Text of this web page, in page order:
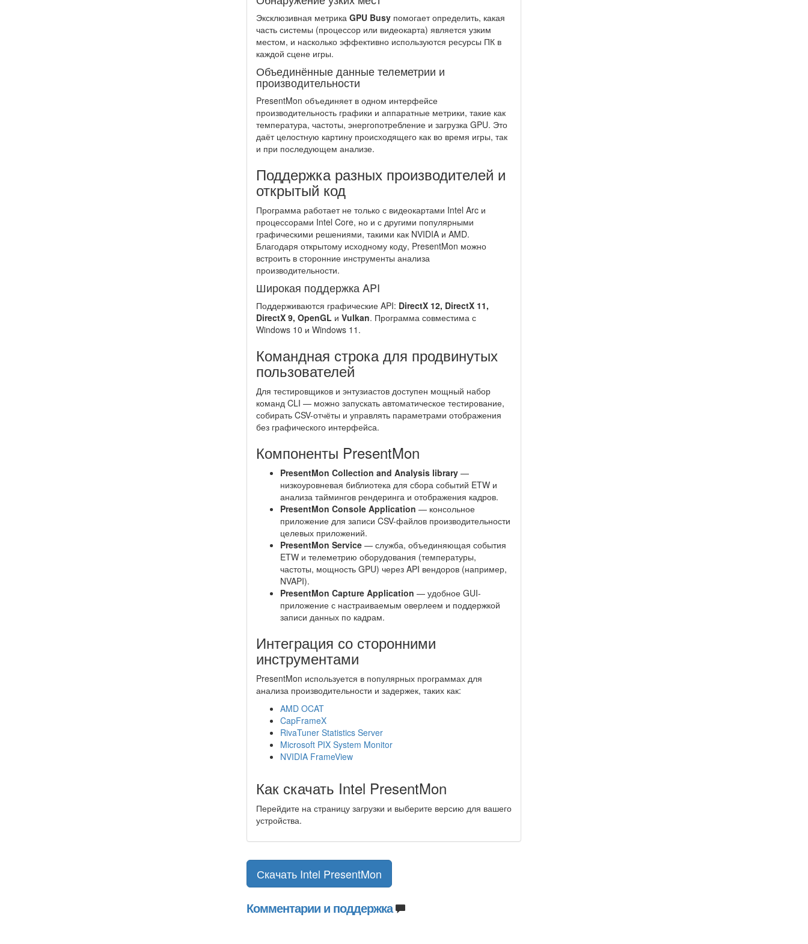
Эксклюзивная метрика GPU Busyпомогает определить, какая
часть системы (процессор или видеокарта) является узким
местом, и насколько эффективно используются ресурсы ПК в
каждой сцене игры.
Объединённые данные телеметрии и
производительности
PresentMon объединяет в одном интерфейсе
производительность графики и аппаратные метрики, такие как
температура, частоты, энергопотребление и загрузка GPU. Это
даёт целостную картину происходящего как во время игры, так
и при последующем анализе.
Поддержка разных производителей и
открытый код
Программа работает не только с видеокартами Intel Arc и
процессорами Intel Core, но и с другими популярными
графическими решениями, такими как NVIDIA и AMD.
Благодаря открытому исходному коду, PresentMon можно
встроить в сторонние инструменты анализа
производительности.
Широкая поддержка API
Поддерживаются графические API: DirectX 12, DirectX 11,
DirectX 9, OpenGL и Vulkan. Программа совместима с
Windows 10 и Windows 11.
Командная строка для продвинутых
пользователей
Для тестировщиков и энтузиастов доступен мощный набор
команд CLI — можно запускать автоматическое тестирование,
собирать CSV-отчёты и управлять параметрами отображения
без графического интерфейса.
Компоненты PresentMon
PresentMon Collection and Analysis library—
низкоуровневая библиотека для сбора событий ETW и
анализа таймингов рендеринга и отображения кадров.
PresentMon Console Application — консольное
приложение для записи CSV-файлов производительности
целевых приложений.
PresentMon Service— служба, объединяющая события
ETW и телеметрию оборудования (температуры,
частоты, мощность GPU) через API вендоров (например,
NVAPI).
PresentMon Capture Application — удобное GUI-
приложение с настраиваемым оверлеем и поддержкой
записи данных по кадрам.
Интеграция со сторонними
инструментами
PresentMon используется в популярных программах для
анализа производительности и задержек, таких как:
AMD OCAT
CapFrameX
RivaTuner Statistics Server
Microsoft PIX System Monitor
NVIDIA FrameView
Как скачать Intel PresentMon
Перейдите на страницу загрузки и выберите версию для вашего
устройства.
Скачать Intel PresentMon
Комментарии и поддержка